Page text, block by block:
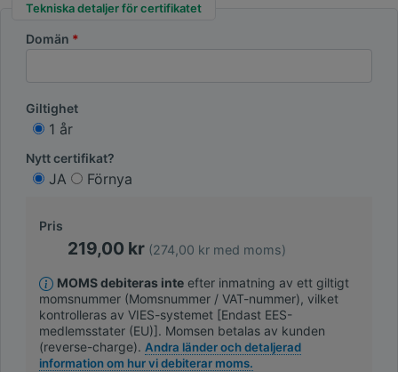
Tekniska detaljer för certifikatet
Domän
Giltighet
1 år
Nytt certifikat?
JA Förnya
Pris
219,00 kr (274,00 kr med moms)
MOMS debiteras inte efter inmatning av ett giltigt
momsnummer (Momsnummer / VAT-nummer), vilket
kontrolleras av VIES-systemet [Endast EES-
medlemsstater (EU)]. Momsen betalas av kunden
(reverse-charge). Andra länder och detaljerad
information om hur vi debiterar moms.